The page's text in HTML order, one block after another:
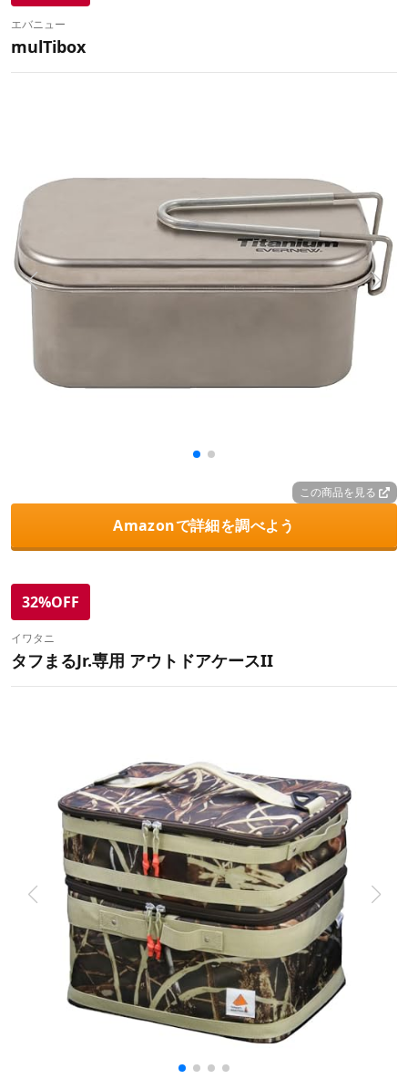
エバニュー
mulTibox
この商品を見る
Amazonで詳細を調べよう
32%OFF
イワタニ
タフまるJr.専用 アウトドアケースII